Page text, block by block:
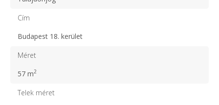
Cím
Budapest 18. kerület
Méret
57 m2
Telek méret